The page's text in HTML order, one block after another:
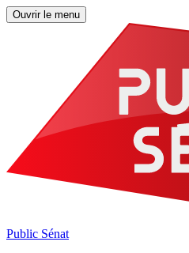
Ouvrir le menu
Public Sénat